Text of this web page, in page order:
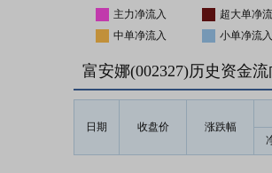
主力净流入 超大单净
中单净流入
小单净流入
富安娜(002327)历史资金
日期 收盘价 涨跌幅